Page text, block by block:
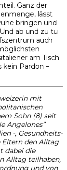
Ganz der
lässt
bringen und
ab und zu tu
auch
am Tisch
Pardon –
mit
Sohn (8) seit
Angelones”
-, Gesundheits-
Eltern den Alltag
dabei die
Alltag teilhaben,
und von